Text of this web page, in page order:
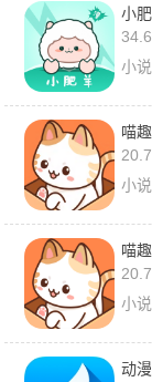
小
小
喵
小
喵
小
动